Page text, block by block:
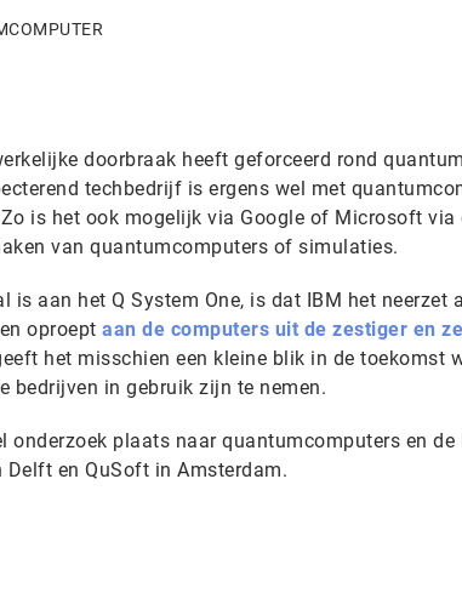
doorbraak heeft geforceerd rond
techbedrijf is ergens wel met
is het ook mogelijk via Google of Microsoft via
van quantumcomputers of simulaties.
is aan het Q System One, is dat IBM het neerzet
oproept aan de computers uit de zestiger en
het misschien een kleine blik in de toekomst
bedrijven in gebruik zijn te nemen.
onderzoek plaats naar quantumcomputers en
Delft en QuSoft in Amsterdam.